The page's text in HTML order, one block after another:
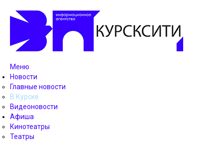
Меню
Новости
Главные новости
В Курске
Видеоновости
Афиша
Кинотеатры
Театры